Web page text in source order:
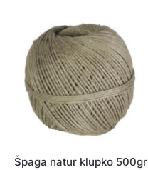
Špaga natur klupko 500gr